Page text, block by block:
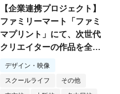
【企業連携プロジェクト】
ファミリーマート「ファミ
マプリント」にて、次世代
クリエイターの作品を全国
展開！
デザイン・映像
スクールライフ その他